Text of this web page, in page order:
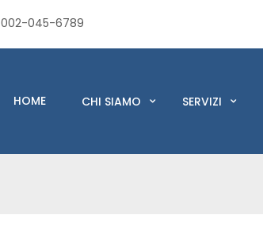
002-045-6789
HOME CHI SIAMO SERVIZI